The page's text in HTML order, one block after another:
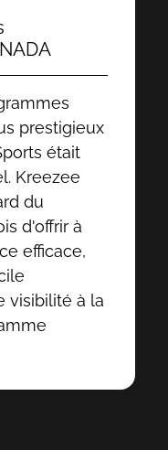
prestigieux
était
Kreezee
du
d'offrir à
efficace,
visibilité à la